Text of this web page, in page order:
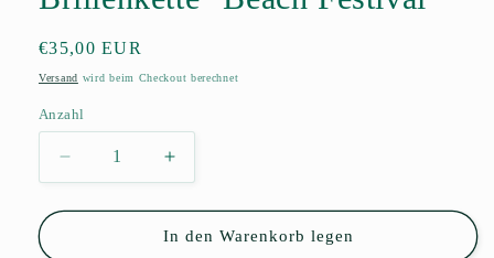
Normaler
Preis
€35,00 EUR
Versand wird beim Checkout berechnet
Anzahl
Anzahl
Verringere
die
Menge
Erhöhe
die
Menge
für
In den Warenkorb legen